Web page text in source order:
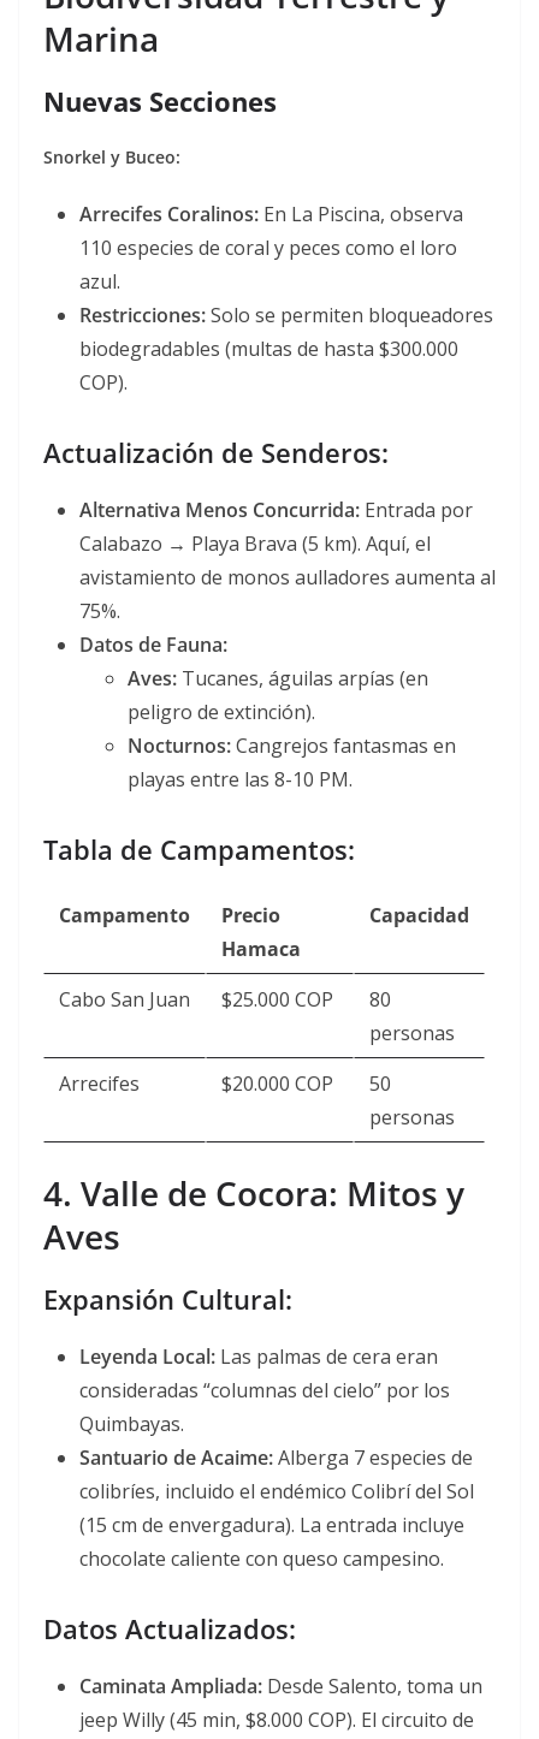
Marina
Nuevas Secciones
Snorkel y Buceo:
Arrecifes Coralinos: En La Piscina, observa
110 especies de coral y peces como el loro
azul.
Restricciones:Solo se permiten bloqueadores
biodegradables (multas de hasta $300.000
COP).
Actualización de Senderos:
Alternativa Menos Concurrida: Entrada por
Calabazo → Playa Brava (5 km). Aquí, el
avistamiento de monos aulladores aumenta al
75%.
Datos de Fauna:
Aves: Tucanes, águilas arpías (en
peligro de extinción).
Nocturnos:Cangrejos fantasmas en
playas entre las 8-10 PM.
Tabla de Campamentos:
Campamento
Precio
Hamaca
Capacidad
Cabo San Juan $25.000 COP
80
personas
Arrecifes
$20.000 COP
50
personas
4. Valle de Cocora: Mitos y
Aves
Expansión Cultural:
Leyenda Local: Las palmas de cera eran
consideradas “columnas del cielo” por los
Quimbayas.
Santuario de Acaime:Alberga 7 especies de
colibríes, incluido el endémico Colibrí del Sol
(15 cm de envergadura). La entrada incluye
chocolate caliente con queso campesino.
Datos Actualizados:
Caminata Ampliada: Desde Salento, toma un
jeep Willy (45 min, $8.000 COP). El circuito de